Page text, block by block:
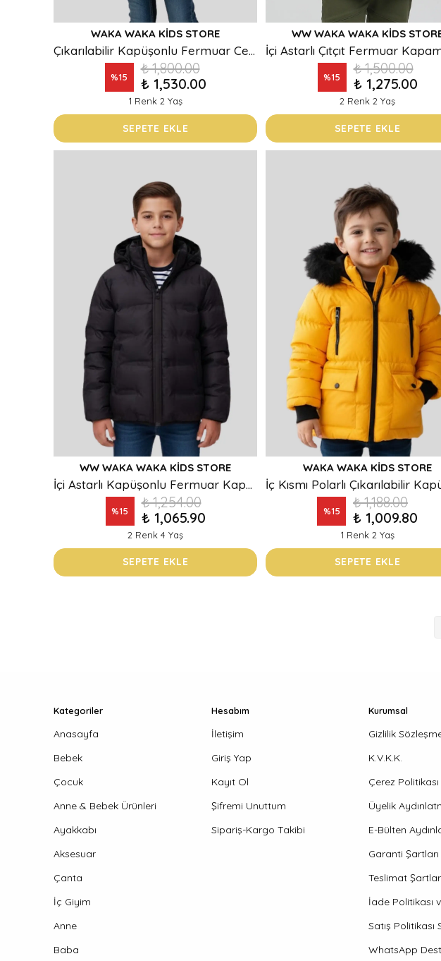
WAKA WAKA KIDS STORE
Çıkarılabilir Kapüşonlu Fermuar Cepli Erkek Çocuk Mont
%15
₺ 1,800.00
₺ 1,530.00
1 Renk 2 Yaş
SEPETE EKLE
WW WAKA WAKA KIDS
%15
₺ 1,500.00
₺ 1,275.00
2 Renk 2 Yaş
SEPETE EKLE
WW WAKA WAKA KIDS STORE
İçi Astarlı Kapüşonlu Fermuar Kapamalı Cepli Erkek Çocuk Mont
%15
₺ 1,254.00
₺ 1,065.90
2 Renk 4 Yaş
SEPETE EKLE
WAKA WAKA KIDS STORE
%15
₺ 1,188.00
₺ 1,009.80
1 Renk 2 Yaş
SEPETE EKLE
Kategoriler
Anasayfa
Bebek
Çocuk
Anne & Bebek Ürünleri
Ayakkabı
Aksesuar
Çanta
İç Giyim
Anne
Baba
Hesabım
İletişim
Giriş Yap
Kayıt Ol
Şifremi Unuttum
Sipariş-Kargo Takibi
Kurumsal
Gizlilik
K.V.K.K.
Çerez Politikası
Üyelik
E-Bülten
Garanti Şartları
Teslimat
İade Politikası
Satış Politikası
WhatsApp